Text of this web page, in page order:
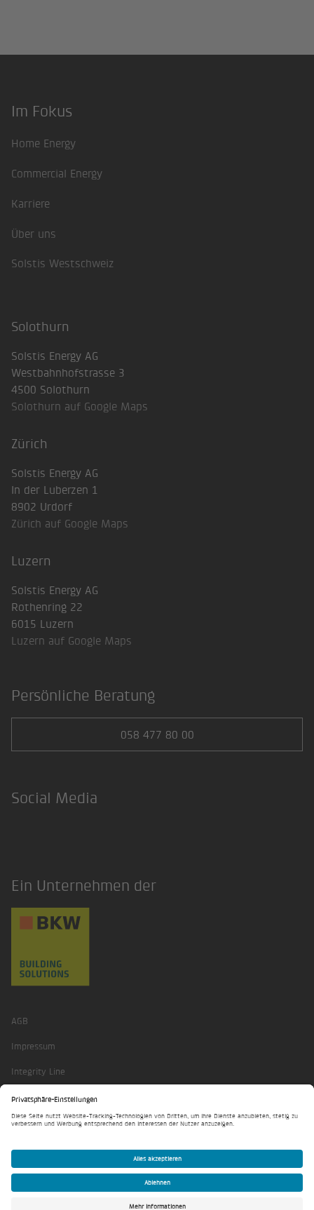
Footer
Im Fokus
Home Energy
Commercial Energy
Karriere
Über uns
Solstis Westschweiz
Solothurn
Solstis Energy AG
Westbahnhofstrasse 3
4500 Solothurn
Solothurn auf Google Maps
Zürich
Solstis Energy AG
In der Luberzen 1
8902 Urdorf
Zürich auf Google Maps
Luzern
Solstis Energy AG
Rothenring 22
6015 Luzern
Luzern auf Google Maps
Persönliche Beratung
058 477 80 00
Social Media
Ein Unternehmen der
AGB
Impressum
Integrity Line
Datenschutzerklärung
Privatsphäre-Einstellungen
© Solstis Energy AG 2026